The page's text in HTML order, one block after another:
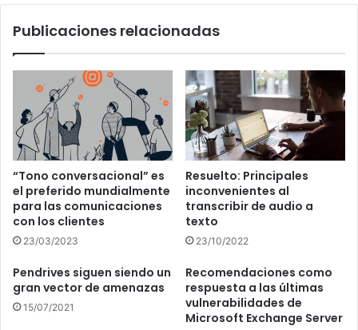
Publicaciones relacionadas
“Tono conversacional” es
el preferido mundialmente
para las comunicaciones
con los clientes
23/03/2023
Resuelto: Principales
inconvenientes al
transcribir de audio a
texto
23/10/2022
Pendrives siguen siendo un
gran vector de amenazas
15/07/2021
Recomendaciones como
respuesta a las últimas
vulnerabilidades de
Microsoft Exchange Server